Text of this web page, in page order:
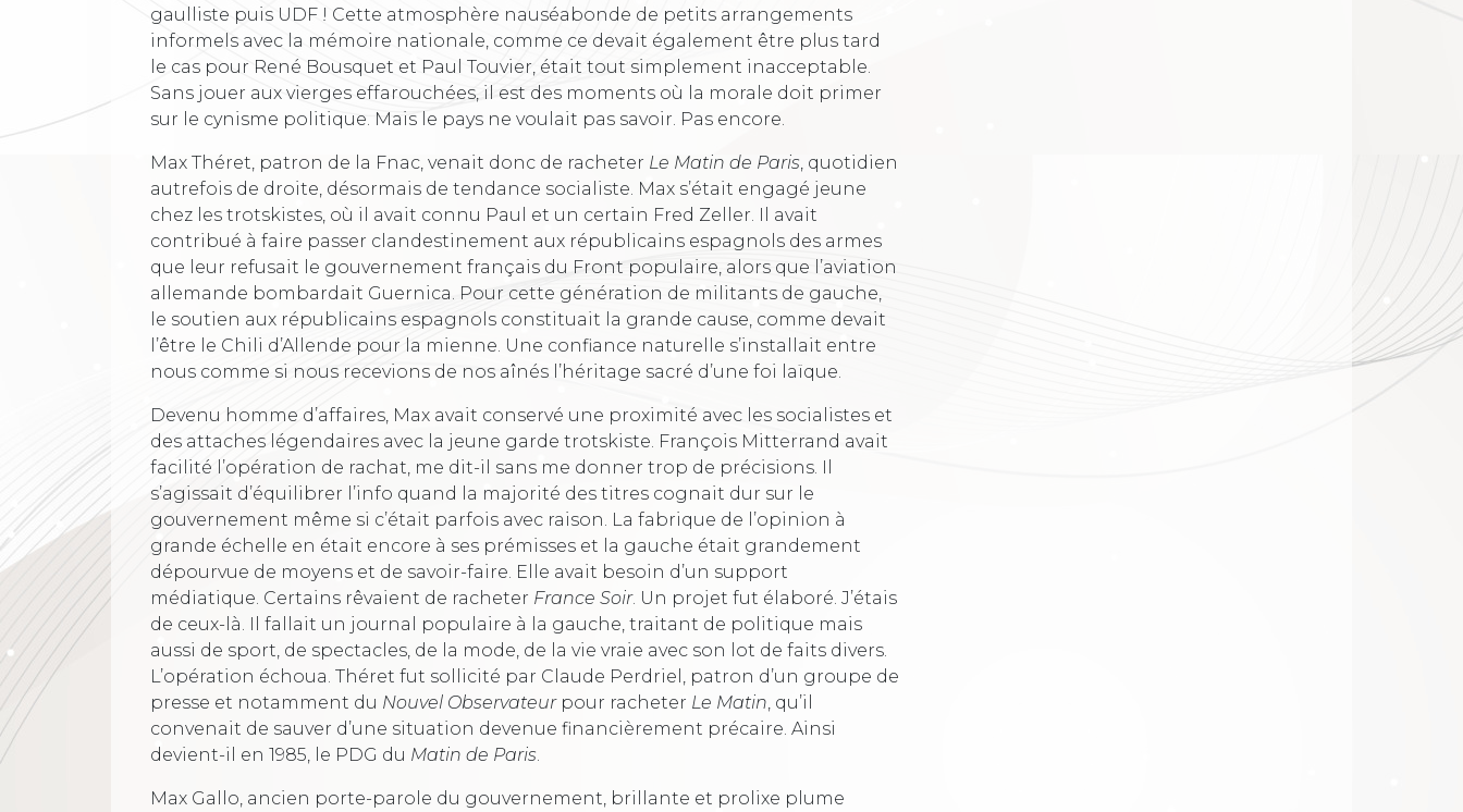
gaulliste puis UDF ! Cette atmosphère nauséabonde de petits arrangements
informels avec la mémoire nationale, comme ce devait également être plus tard
le cas pour René Bousquet et Paul Touvier, était tout simplement inacceptable.
Sans jouer aux vierges effarouchées, il est des moments où la morale doit primer
sur le cynisme politique. Mais le pays ne voulait pas savoir. Pas encore.
Max Théret, patron de la Fnac, venait donc de racheter Le Matin de Paris, quotidien
autrefois de droite, désormais de tendance socialiste. Max s’était engagé jeune
chez les trotskistes, où il avait connu Paul et un certain Fred Zeller. Il avait
contribué à faire passer clandestinement aux républicains espagnols des armes
que leur refusait le gouvernement français du Front populaire, alors que l’aviation
allemande bombardait Guernica. Pour cette génération de militants de gauche,
le soutien aux républicains espagnols constituait la grande cause, comme devait
l’être le Chili d’Allende pour la mienne. Une confiance naturelle s’installait entre
nous comme si nous recevions de nos aînés l’héritage sacré d’une foi laïque.
Devenu homme d’affaires, Max avait conservé une proximité avec les socialistes et
des attaches légendaires avec la jeune garde trotskiste. François Mitterrand avait
facilité l’opération de rachat, me dit-il sans me donner trop de précisions. Il
s’agissait d’équilibrer l’info quand la majorité des titres cognait dur sur le
gouvernement même si c’était parfois avec raison. La fabrique de l’opinion à
grande échelle en était encore à ses prémisses et la gauche était grandement
dépourvue de moyens et de savoir-faire. Elle avait besoin d’un support
médiatique. Certains rêvaient de racheter France Soir. Un projet fut élaboré. J’étais
de ceux-là. Il fallait un journal populaire à la gauche, traitant de politique mais
aussi de sport, de spectacles, de la mode, de la vie vraie avec son lot de faits divers.
L’opération échoua. Théret fut sollicité par Claude Perdriel, patron d’un groupe de
presse et notamment du Nouvel Observateurpour racheter Le Matin, qu’il
convenait de sauver d’une situation devenue financièrement précaire. Ainsi
devient-il en 1985, le PDG du Matin de Paris.
Max Gallo, ancien porte-parole du gouvernement, brillante et prolixe plume